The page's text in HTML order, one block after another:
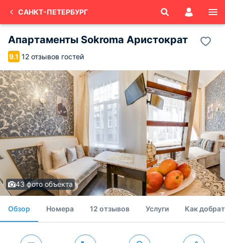
САНКТ-ПЕТЕРБУРГ
Апартаменты Sokroma Аристократ
9.1 12 отзывов гостей
43 фото объекта
Обзор Номера 12 отзывов Услуги Как